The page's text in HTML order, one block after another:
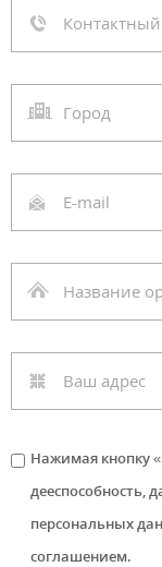
Нажимая кнопку
дееспособность,
персональных
соглашением.